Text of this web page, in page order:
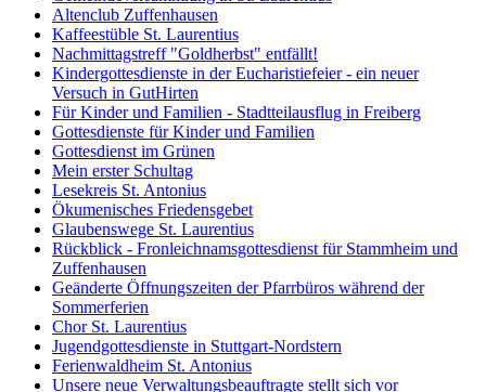
Altenclub Zuffenhausen
Kaffeestüble St. Laurentius
Nachmittagstreff "Goldherbst" entfällt!
Kindergottesdienste in der Eucharistiefeier - ein neuer
Versuch in GutHirten
Für Kinder und Familien - Stadtteilausflug in Freiberg
Gottesdienste für Kinder und Familien
Gottesdienst im Grünen
Mein erster Schultag
Lesekreis St. Antonius
Ökumenisches Friedensgebet
Glaubenswege St. Laurentius
Rückblick - Fronleichnamsgottesdienst für Stammheim und
Zuffenhausen
Geänderte Öffnungszeiten der Pfarrbüros während der
Sommerferien
Chor St. Laurentius
Jugendgottesdienste in Stuttgart-Nordstern
Ferienwaldheim St. Antonius
Unsere neue Verwaltungsbeauftragte stellt sich vor